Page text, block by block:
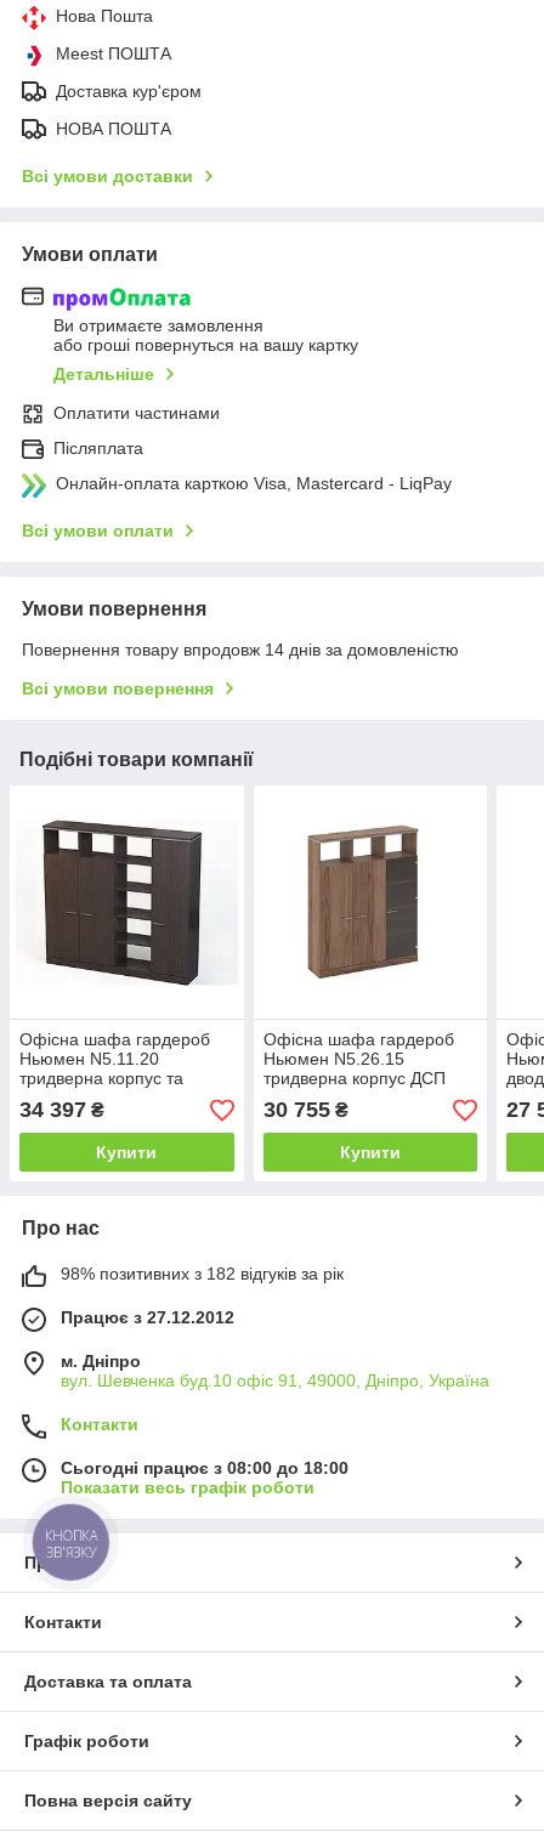
Нова Пошта
Meest ПОШТА
Доставка кур'єром
НОВА ПОШТА
Всі умови доставки
Умови оплати
Ви отримаєте замовлення
або гроші повернуться на вашу картку
Детальніше
Оплатити частинами
Післяплата
Онлайн-оплата карткою Visa, Mastercard - LiqPay
Всі умови оплати
Умови повернення
Повернення товару впродовж 14 днів за домовленістю
Всі умови повернення
Подібні товари компанії
Офісна шафа гардероб
Ньюмен N5.11.20
тридверна корпус та
фасад ДСП (MConcept-
ТМ)
34 397 ₴
Купити
Офісна шафа гардероб
Ньюмен N5.26.15
тридверна корпус ДСП
фасад ДСП скло бронза
(MConcept-ТМ)
30 755₴
Купити
ТМ)
27
Про нас
98% позитивних з 182 відгуків за рік
Працює з 27.12.2012
м. Дніпро
вул. Шевченка буд.10 офіс 91, 49000, Дніпро, Україна
Контакти
Сьогодні працює з 08:00 до 18:00
Показати весь графік роботи
Про нас
Контакти
Доставка та оплата
Графік роботи
Повна версія сайту
КНОПКА
ЗВ'ЯЗКУ